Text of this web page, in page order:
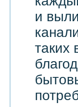
и
таких